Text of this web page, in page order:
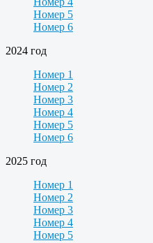
Номер 5
Номер 6
2024 год
Номер 1
Номер 2
Номер 3
Номер 4
Номер 5
Номер 6
2025 год
Номер 1
Номер 2
Номер 3
Номер 4
Номер 5